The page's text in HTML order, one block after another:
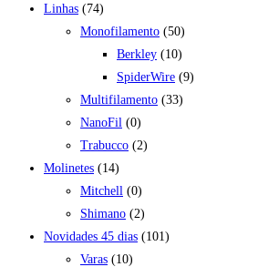
Linhas (74)
Monofilamento (50)
Berkley (10)
SpiderWire (9)
Multifilamento (33)
NanoFil (0)
Trabucco (2)
Molinetes (14)
Mitchell (0)
Shimano (2)
Novidades 45 dias (101)
Varas (10)